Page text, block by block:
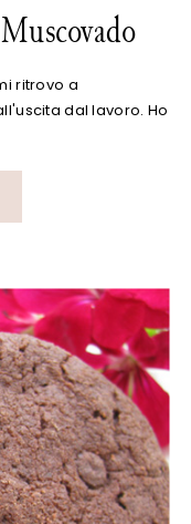
ritrovo a
dal lavoro. Ho